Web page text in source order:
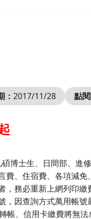
： 2017/11/28 點
博士生、日間部、進
、住宿費、各項減免
務必重新上網列印繳
，因查詢方式萬用帳號
、信用卡繳費將無法